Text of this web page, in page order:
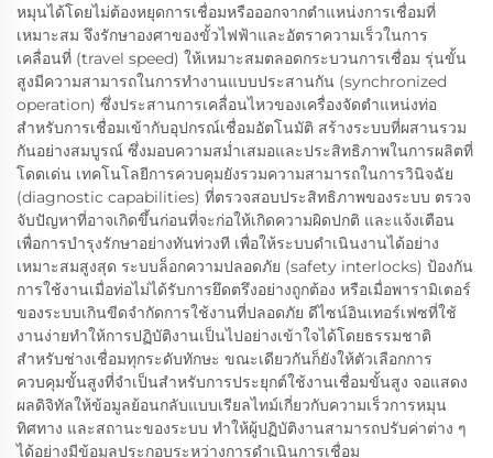
หมุนได้โดยไม่ต้องหยุดการเชื่อมหรือออกจากตำแหน่งการเชื่อมที่
เหมาะสม จึงรักษาองศาของขั้วไฟฟ้าและอัตราความเร็วในการ
เคลื่อนที่ (travel speed) ให้เหมาะสมตลอดกระบวนการเชื่อม รุ่นขั้น
สูงมีความสามารถในการทำงานแบบประสานกัน (synchronized
operation) ซึ่งประสานการเคลื่อนไหวของเครื่องจัดตำแหน่งท่อ
สำหรับการเชื่อมเข้ากับอุปกรณ์เชื่อมอัตโนมัติ สร้างระบบที่ผสานรวม
กันอย่างสมบูรณ์ ซึ่งมอบความสม่ำเสมอและประสิทธิภาพในการผลิตที่
โดดเด่น เทคโนโลยีการควบคุมยังรวมความสามารถในการวินิจฉัย
(diagnostic capabilities) ที่ตรวจสอบประสิทธิภาพของระบบ ตรวจ
จับปัญหาที่อาจเกิดขึ้นก่อนที่จะก่อให้เกิดความผิดปกติ และแจ้งเตือน
เพื่อการบำรุงรักษาอย่างทันท่วงที เพื่อให้ระบบดำเนินงานได้อย่าง
เหมาะสมสูงสุด ระบบล็อกความปลอดภัย (safety interlocks) ป้องกัน
การใช้งานเมื่อท่อไม่ได้รับการยึดตรึงอย่างถูกต้อง หรือเมื่อพารามิเตอร์
ของระบบเกินขีดจำกัดการใช้งานที่ปลอดภัย ดีไซน์อินเทอร์เฟซที่ใช้
งานง่ายทำให้การปฏิบัติงานเป็นไปอย่างเข้าใจได้โดยธรรมชาติ
สำหรับช่างเชื่อมทุกระดับทักษะ ขณะเดียวกันก็ยังให้ตัวเลือกการ
ควบคุมขั้นสูงที่จำเป็นสำหรับการประยุกต์ใช้งานเชื่อมขั้นสูง จอแสดง
ผลดิจิทัลให้ข้อมูลย้อนกลับแบบเรียลไทม์เกี่ยวกับความเร็วการหมุน
ทิศทาง และสถานะของระบบ ทำให้ผู้ปฏิบัติงานสามารถปรับค่าต่าง ๆ
ได้อย่างมีข้อมูลประกอบระหว่างการดำเนินการเชื่อม